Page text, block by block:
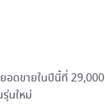
อดขายในปีนี้ที่ 29,000
นใหม่